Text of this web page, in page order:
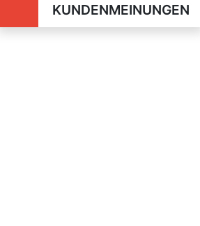
KUNDENMEINUNGEN